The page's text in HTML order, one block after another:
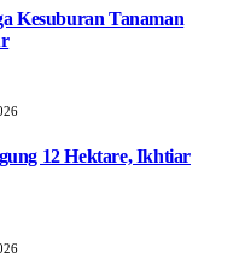
Kesuburan Tanaman
12 Hektare, Ikhtiar